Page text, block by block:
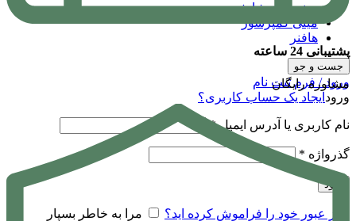
مینی فرز شارژی
مینی کمپرسور
هافنر
جست و جو
ورود / فرم ثبت نام
ورود ایجاد یک حساب کاربری؟
نام کاربری یا آدرس ایمیل*
گذرواژه *
ورود
رمز عبور خود را فراموش کرده اید؟
مرا به خاطر بسپار
پشتیبانی 24 ساعته
مشاوره رایگان